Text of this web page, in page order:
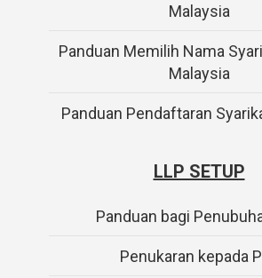
Malaysia
Panduan Memilih Nama
Malaysia
Panduan Pendaftaran
LLP SETUP
Panduan bagi
Penukaran kepada